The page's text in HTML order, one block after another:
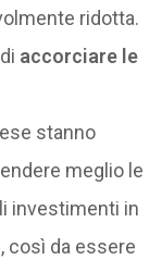
ridotta.
accorciare le
stanno
meglio le
investimenti in
così da essere